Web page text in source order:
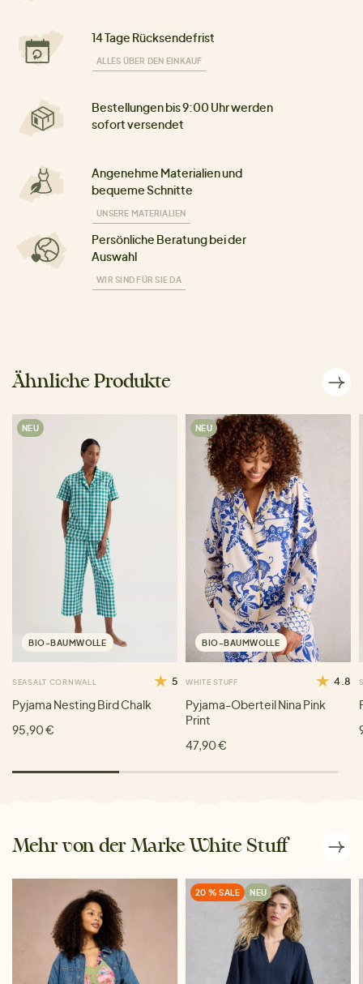
14 Tage Rücksendefrist
ALLES ÜBER DEN EINKAUF
Bestellungen bis 9:00 Uhr werden
sofort versendet
Angenehme Materialien und
bequeme Schnitte
UNSERE MATERIALIEN
Persönliche Beratung bei der
Auswahl
WIR SIND FÜR SIE DA
Ähnliche Produkte
NEU
BIO-BAUMWOLLE
SEASALT CORNWALL 5
Pyjama Nesting Bird Chalk
95,90 €
NEU
BIO-BAUMWOLLE
WHITE STUFF 4.8
Pyjama-Oberteil Nina Pink
Print
47,90 €
Mehr von der Marke White Stuff
20 % SALE NEU